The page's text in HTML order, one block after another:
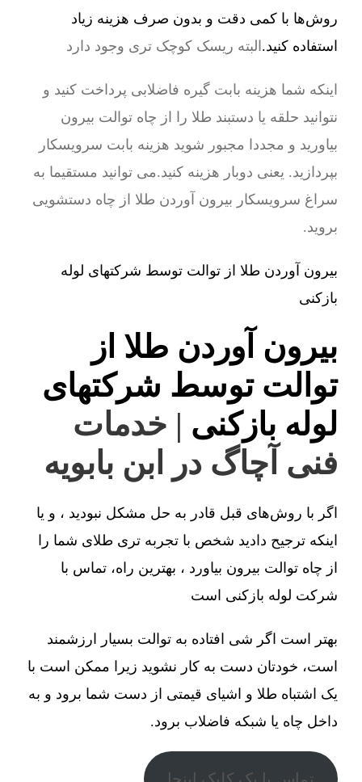
روش‌ها با کمی دقت و بدون صرف هزینه زیاد
استفاده کنید.البته ریسک کوچک تری وجود دارد
اینکه شما هزینه بابت گیره فاضلابی پرداخت کنید و
نتوانید حلقه یا دستبند طلا را از چاه توالت بیرون
بیاورید و مجددا مجبور شوید هزینه بابت سرویسکار
بپردازید. یعنی دوبار هزینه کنید.می توانید مستقیما به
سراغ سرویسکار بیرون آوردن طلا از چاه دستشویی
بروید.
بیرون آوردن طلا از توالت توسط شرکتهای لوله
بازکنی
بیرون آوردن طلا از
توالت توسط شرکتهای
لوله بازکنی | خدمات
فنی آچاگ در ابن بابویه
اگر با روش‌های قبل قادر به حل مشکل نبودید ، و یا
اینکه ترجیح دادید شخص با تجربه تری طلای شما را
از چاه توالت بیرون بیاورد ، بهترین راه، تماس با
شرکت لوله بازکنی است
بهتر است اگر شی افتاده به توالت بسیار ارزشمند
است، خودتان دست به کار نشوید زیرا ممکن است با
یک اشتباه طلا و اشیای قیمتی از دست شما برود و به
داخل چاه یا شبکه فاضلاب برود.